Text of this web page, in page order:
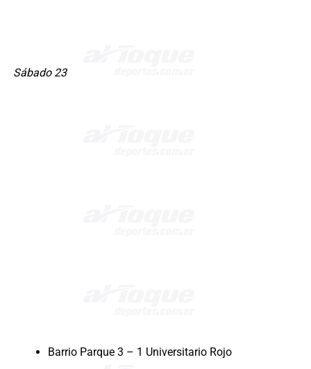
Sábado 23
Barrio Parque 3 – 1 Universitario Rojo